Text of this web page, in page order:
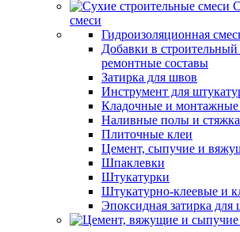
смеси
Гидроизоляционная
Добавки в строительный
ремонтные составы
Затирка для швов
Инструмент для
Кладочные и монтажные
Наливные полы и стяжка
Плиточные клеи
Цемент, сыпучие и
Шпаклевки
Штукатурки
Штукатурно-клеевые и
Эпоксидная затирка для